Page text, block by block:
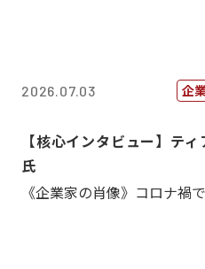
2026.07.03 企
【核心インタビュー】テ
氏
《企業家の肖像》コロナ禍